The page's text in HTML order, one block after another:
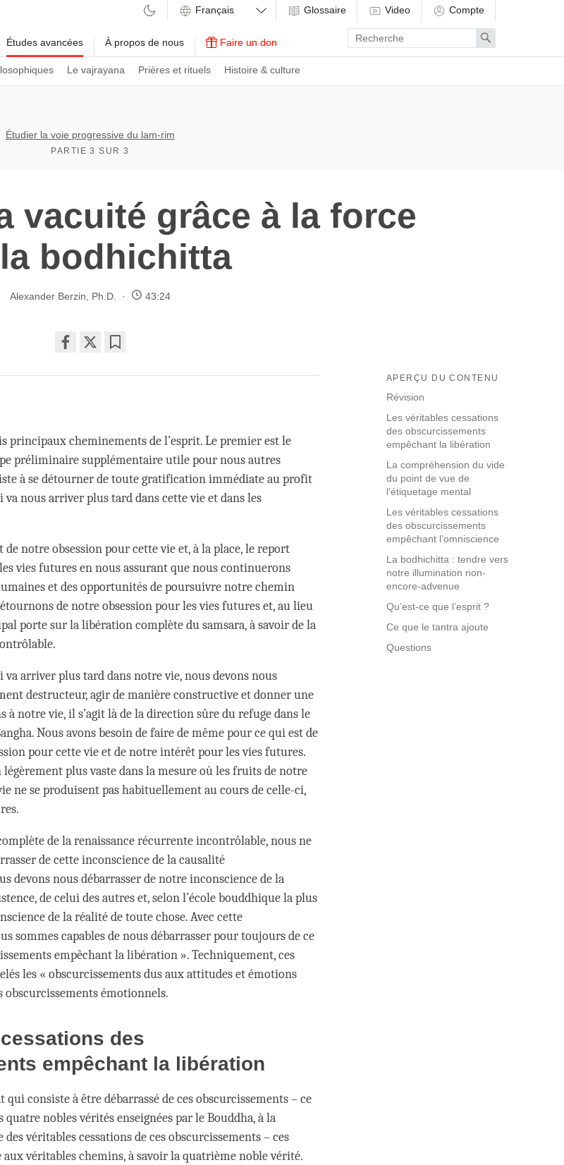
Études avancées
Le vajrayana Prières et rituels Histoire & culture
À propos de nous Faire un don
Glossaire Video Compte
Enter
search
term
Search
Étudier la voie progressive du lam-rim
PARTIE 3 SUR 3
vacuité grâce à la force
bodhichitta
Alexander Berzin, Ph.D. 43:24
on
APERÇU DU CONTENU
Révision
Les véritables cessations
des obscurcissements
empêchant la libération
La compréhension du vide
du point de vue de
l’étiquetage mental
Les véritables cessations
des obscurcissements
empêchant l’omniscience
La bodhichitta : tendre vers
notre illumination non-
encore-advenue
Qu’est-ce que l’esprit ?
Ce que le tantra ajoute
Questions
principaux cheminements de l’esprit. Le premier est le
préliminaire supplémentaire utile pour nous autres
à se détourner de toute gratification immédiate au profit
nous arriver plus tard dans cette vie et dans les
de notre obsession pour cette vie et, à la place, le report
vies futures en nous assurant que nous continuerons
et des opportunités de poursuivre notre chemin
de notre obsession pour les vies futures et, au lieu
porte sur la libération complète du samsara, à savoir de la
va arriver plus tard dans notre vie, nous devons nous
destructeur, agir de manière constructive et donner une
à notre vie, il s’agit là de la direction sûre du refuge dans le
Nous avons besoin de faire de même pour ce qui est de
pour cette vie et de notre intérêt pour les vies futures.
plus vaste dans la mesure où les fruits de notre
ne se produisent pas habituellement au cours de celle-ci,
de la renaissance récurrente incontrôlable, nous ne
de cette inconscience de la causalité
devons nous débarrasser de notre inconscience de la
de celui des autres et, selon l’école bouddhique la plus
de la réalité de toute chose. Avec cette
sommes capables de nous débarrasser pour toujours de ce
empêchant la libération ». Techniquement, ces
les « obscurcissements dus aux attitudes et émotions
obscurcissements émotionnels.
des
empêchant la libération
qui consiste à être débarrassé de ces obscurcissements – ce
nobles vérités enseignées par le Bouddha, à la
véritables cessations de ces obscurcissements – ces
véritables chemins, à savoir la quatrième noble vérité.